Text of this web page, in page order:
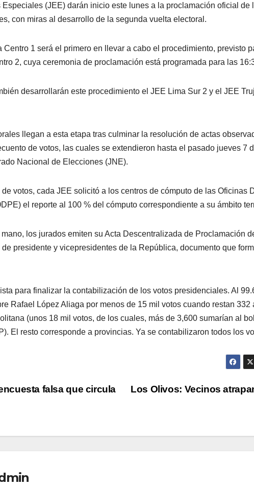
Especiales (JEE) darán inicio este lunes a la proclamación oficial de
con miras al desarrollo de la segunda vuelta electoral.
Centro 1 será el primero en llevar a cabo el procedimiento, previsto
2, cuya ceremonia de proclamación está programada para las
desarrollarán este procedimiento el JEE Lima Sur 2 y el JEE
llegan a esta etapa tras culminar la resolución de actas
de votos, las cuales se extendieron hasta el pasado jueves 7
Nacional de Elecciones (JNE).
votos, cada JEE solicitó a los centros de cómputo de las Oficinas
el reporte al 100 % del cómputo correspondiente a su ámbito
los jurados emiten su Acta Descentralizada de Proclamación
presidente y vicepresidentes de la República, documento que
para finalizar la contabilización de los votos presidenciales. Al
Rafael López Aliaga por menos de 15 mil votos cuando restan 332
(unos 18 mil votos, de los cuales, más de 3,600 sumarían al
El resto corresponde a provincias. Ya se contabilizaron todos los
Los Olivos: Vecinos
falsa que circula